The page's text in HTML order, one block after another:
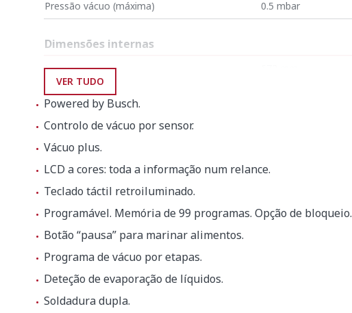
Pressão vácuo (máxima)
0.5 mbar
Dimensões internas
Largura
Profundidade
Altura
Dimensões exteriores
Profundidade
566 mm
Altura
Peso líquido
VER TUDO
Powered by Busch.
Controlo de vácuo por sensor.
Vácuo plus.
LCD a cores: toda a informação num relance.
Teclado táctil retroiluminado.
Programável. Memória de 99 programas. Opção de bloqueio.
Botão “pausa” para marinar alimentos.
Programa de vácuo por etapas.
Deteção de evaporação de líquidos.
Soldadura dupla.